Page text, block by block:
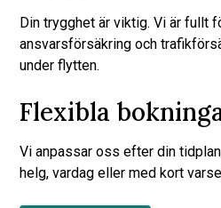
Din trygghet är viktig. Vi är fullt
ansvarsförsäkring och
under flytten.
Flexibla
Vi anpassar oss efter din
helg, vardag eller med kort